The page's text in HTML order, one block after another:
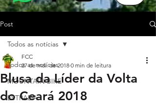
Post
Todos as notícias
MOUNTAIN BIKE
ESTRADA
Todos as notícias
Blusa da Líder da Volta
do Ceará 2018
FCC
27 de mai. de 2018 0 min de leitura